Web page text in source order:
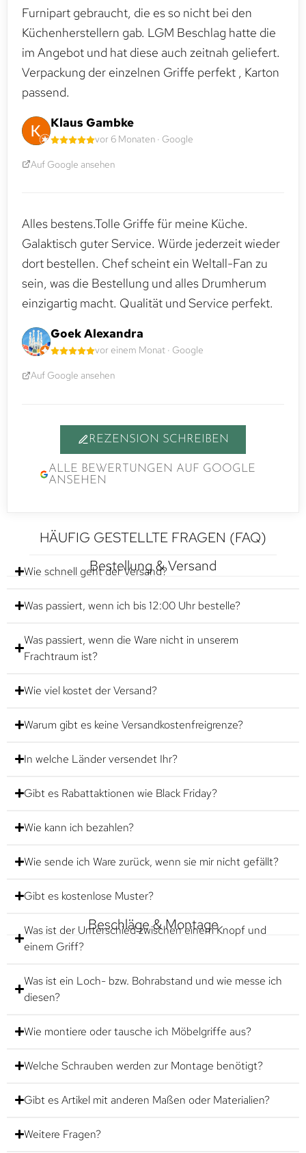
Furnipart gebraucht, die es so nicht bei den
Küchenherstellern gab. LGM Beschlag hatte die
im Angebot und hat diese auch zeitnah geliefert.
Verpackung der einzelnen Griffe perfekt , Karton
passend.
Klaus Gambke
vor 6 Monaten · Google
Auf Google ansehen
Alles bestens.Tolle Griffe für meine Küche.
Galaktisch guter Service. Würde jederzeit wieder
dort bestellen. Chef scheint ein Weltall-Fan zu
sein, was die Bestellung und alles Drumherum
einzigartig macht. Qualität und Service perfekt.
Goek Alexandra
vor einem Monat · Google
Auf Google ansehen
REZENSION SCHREIBEN
ALLE BEWERTUNGEN AUF GOOGLE
ANSEHEN
HÄUFIG GESTELLTE FRAGEN (FAQ)
Bestellung & Versand
Wie schnell geht der Versand?
Was passiert, wenn ich bis 12:00 Uhr bestelle?
Was passiert, wenn die Ware nicht in unserem
Frachtraum ist?
Wie viel kostet der Versand?
Warum gibt es keine Versandkostenfreigrenze?
In welche Länder versendet Ihr?
Gibt es Rabattaktionen wie Black Friday?
Wie kann ich bezahlen?
Wie sende ich Ware zurück, wenn sie mir nicht gefällt?
Gibt es kostenlose Muster?
Beschläge & Montage
Was ist der Unterschied zwischen einem Knopf und
einem Griff?
Was ist ein Loch- bzw. Bohrabstand und wie messe ich
diesen?
Wie montiere oder tausche ich Möbelgriffe aus?
Welche Schrauben werden zur Montage benötigt?
Gibt es Artikel mit anderen Maßen oder Materialien?
Weitere Fragen?